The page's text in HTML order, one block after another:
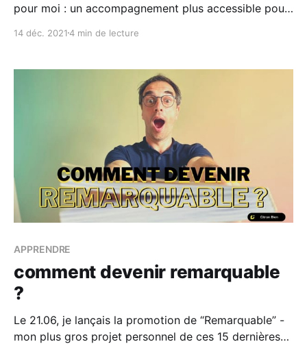
pour moi : un accompagnement plus accessible pour
14 déc. 20214 min de lecture
APPRENDRE
comment devenir remarquable
?
Le 21.06, je lançais la promotion de “Remarquable” -
mon plus gros projet personnel de ces 15 dernières